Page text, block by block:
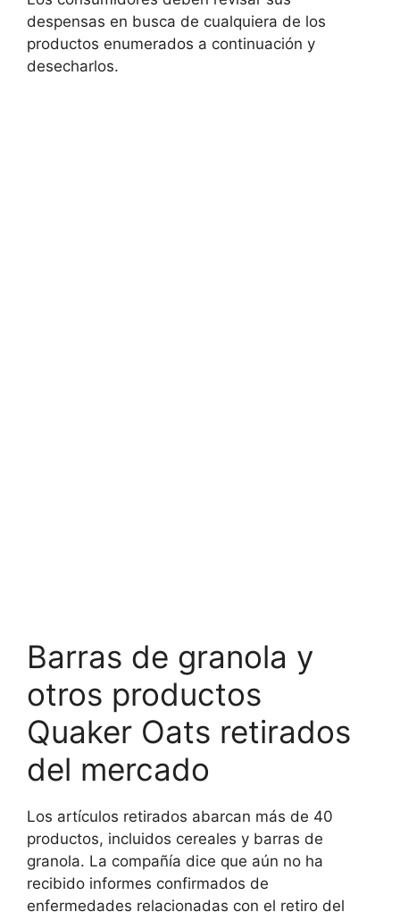
despensas en busca de cualquiera de los
productos enumerados a continuación y
desecharlos.
Barras de granola y
otros productos
Quaker Oats retirados
del mercado
Los artículos retirados abarcan más de 40
productos, incluidos cereales y barras de
granola. La compañía dice que aún no ha
recibido informes confirmados de
enfermedades relacionadas con el retiro del